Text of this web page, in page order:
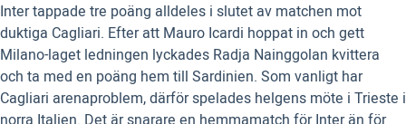
Inter tappade tre poäng alldeles i slutet av matchen mot
duktiga Cagliari. Efter att Mauro Icardi hoppat in och gett
Milano-laget ledningen lyckades Radja Nainggolan kvittera
och ta med en poäng hem till Sardinien. Som vanligt har
Cagliari arenaproblem, därför spelades helgens möte i Trieste i